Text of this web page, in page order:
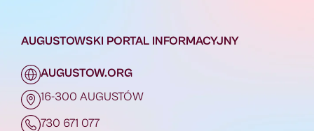
AUGUSTOWSKI PORTAL INFORMACYJNY
AUGUSTOW.ORG
16-300 AUGUSTÓW
730 671 077